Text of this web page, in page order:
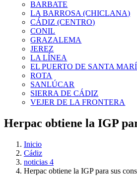
BARBATE
LA BARROSA (CHICLANA)
CÁDIZ (CENTRO)
CONIL
GRAZALEMA
JEREZ
LA LÍNEA
EL PUERTO DE SANTA
ROTA
SANLÚCAR
SIERRA DE CÁDIZ
VEJER DE LA FRONTERA
Herpac obtiene la IGP
Inicio
Cádiz
noticias 4
Herpac obtiene la IGP para sus